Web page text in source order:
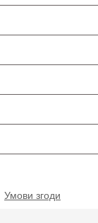
Умови згоди